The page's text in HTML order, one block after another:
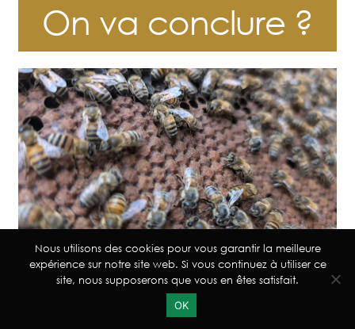
On va conclure ?
Conclure ce soir ? Non mais plutôt à la fin du mois.
L’air de rien il y a deux mois que je n’avais pas trop
0
Nous utilisons des cookies pour vous garantir la meilleure
expérience sur notre site web. Si vous continuez à utiliser ce
site, nous supposerons que vous en êtes satisfait.
OK